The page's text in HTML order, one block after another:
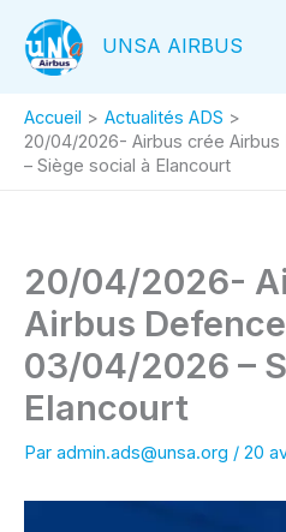
contenu
UNSA AIRBUS
Accueil
Actualités ADS
20/04/2026- Airbus crée
– Siège social à Elancourt
20/04/2026-
Airbus
03/04/2026 –
Elancourt
Par admin.ads@unsa.org / 20